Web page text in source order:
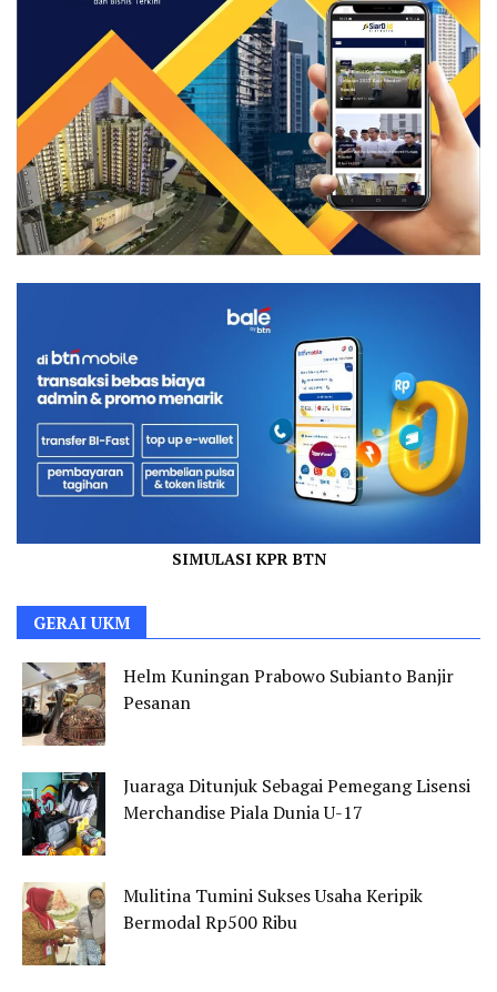
SIMULASI KPR BTN
GERAI UKM
Helm Kuningan Prabowo Subianto Banjir
Pesanan
Juaraga Ditunjuk Sebagai Pemegang Lisensi
Merchandise Piala Dunia U-17
Mulitina Tumini Sukses Usaha Keripik
Bermodal Rp500 Ribu